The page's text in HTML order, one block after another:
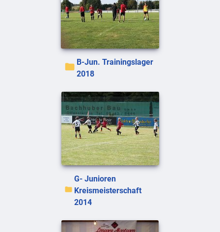
B-Jun. Trainingslager
2018
G- Junioren
Kreismeisterschaft
2014